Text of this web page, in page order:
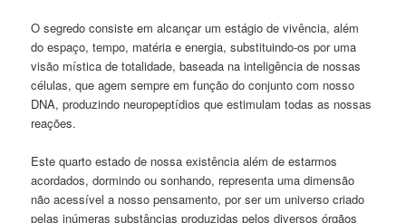
O segredo consiste em alcançar um estágio de vivência, além
do espaço, tempo, matéria e energia, substituindo-os por uma
visão mística de totalidade, baseada na inteligência de nossas
células, que agem sempre em função do conjunto com nosso
DNA, produzindo neuropeptídios que estimulam todas as nossas
reações.
Este quarto estado de nossa existência além de estarmos
acordados, dormindo ou sonhando, representa uma dimensão
não acessível a nosso pensamento, por ser um universo criado
pelas inúmeras substâncias produzidas pelos diversos órgãos